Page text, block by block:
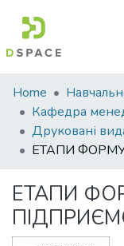
Communities
&
Collections
Statistics
Home
Кафедра
ЕТАПИ